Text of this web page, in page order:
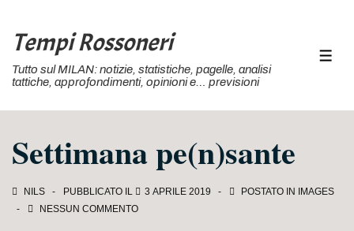
Vai
contenuto
Tempi Rossoneri
Tutto sul MILAN: notizie, statistiche, pagelle, analisi
tattiche, approfondimenti, opinioni e… previsioni
Settimana pe(n)sante
NILS PUBBLICATO IL 3 APRILE 2019 POSTATO IN
IMAGES
NESSUN COMMENTO